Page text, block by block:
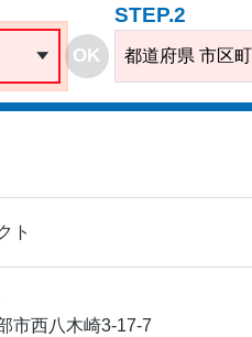
OK
STEP.2
都道府県 市区
ト
市西八木崎3-17-7